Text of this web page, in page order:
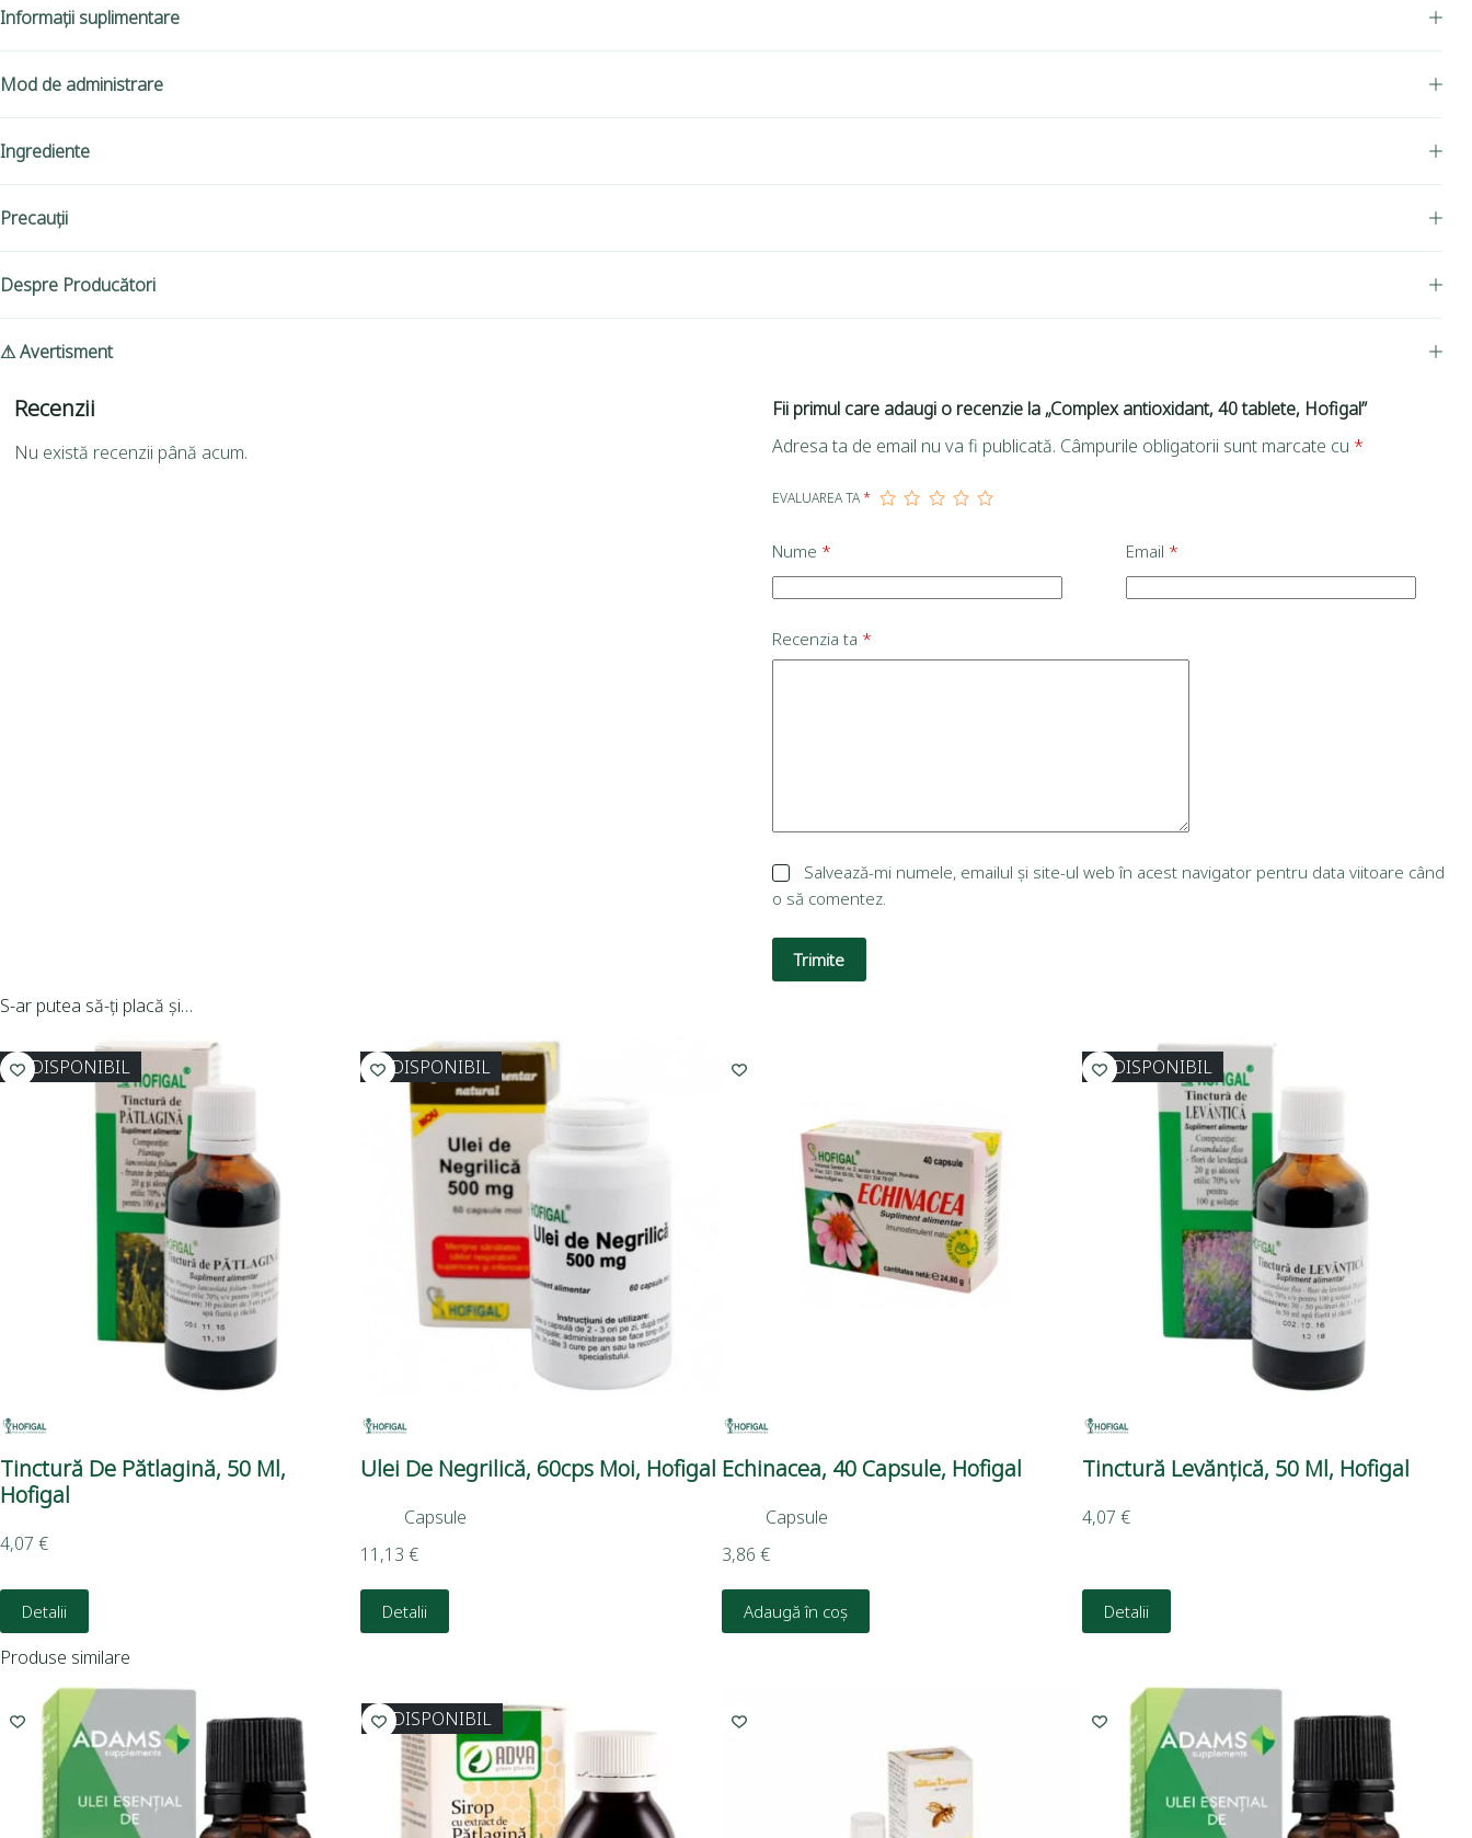
Informații suplimentare
Mod de administrare
Ingrediente
Precauții
Despre Producători
⚠ Avertisment
Recenzii
Nu există recenzii până acum.
Fii primul care adaugi o recenzie la „Complex antioxidant, 40 tablete, Hofigal”
Adresa ta de email nu va fi publicată. Câmpurile obligatorii sunt marcate cu *
EVALUAREA TA*
Nume * Email *
Recenzia ta *
Salvează-mi numele, emailul și site-ul web în acest navigator pentru data viitoare când
o să comentez.
Trimite
S-ar putea să-ți placă și…
INDISPONIBIL
Tinctură De Pătlagină, 50 Ml,
Hofigal
4,07 €
Detalii
INDISPONIBIL
Ulei De Negrilică, 60cps Moi, Hofigal
Capsule
11,13€
Detalii
Echinacea, 40 Capsule, Hofigal
Capsule
3,86 €
Adaugă în coș
INDISPONIBIL
Tinctură Levănțică, 50 Ml, Hofigal
4,07 €
Detalii
Produse similare
INDISPONIBIL